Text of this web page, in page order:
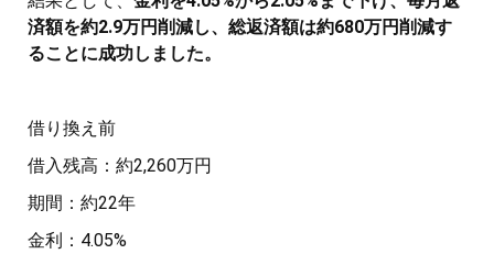
済額を約2.9万円削減し、総返済額は約680万円削減す
ることに成功しました。
借り換え前
借入残高：約2,260万円
期間：約22年
金利：4.05%